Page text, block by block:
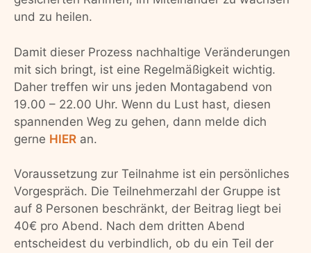
und zu heilen.
Damit dieser Prozess nachhaltige Veränderungen
mit sich bringt, ist eine Regelmäßigkeit wichtig.
Daher treffen wir uns jeden Montagabend von
19.00 – 22.00 Uhr. Wenn du Lust hast, diesen
spannenden Weg zu gehen, dann melde dich
gerne HIER an.
Voraussetzung zur Teilnahme ist ein persönliches
Vorgespräch. Die Teilnehmerzahl der Gruppe ist
auf 8 Personen beschränkt, der Beitrag liegt bei
40€ pro Abend. Nach dem dritten Abend
entscheidest du verbindlich, ob du ein Teil der